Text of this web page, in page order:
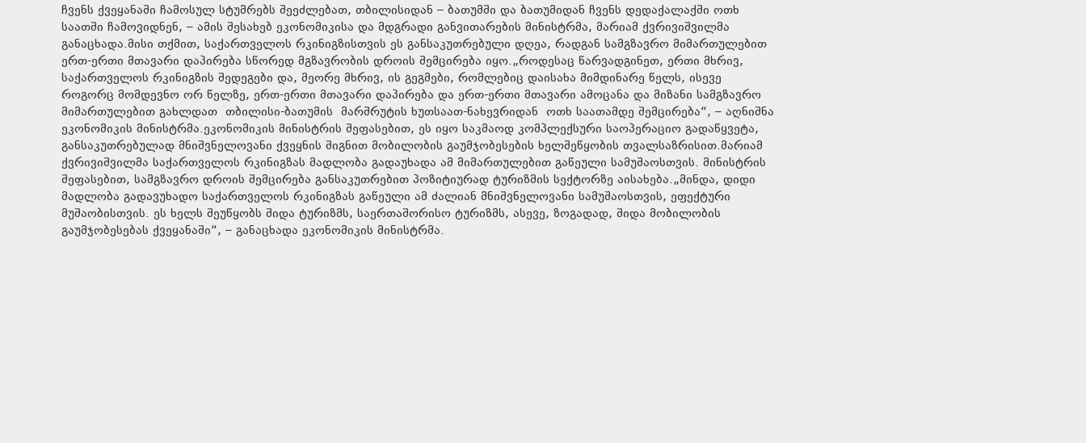
ჩვენს ქვეყანაში ჩამოსულ სტუმრებს შეეძლებათ, თბილისიდან – ბათუმში და ბათუმიდან ჩვენს დედაქალაქში ოთხ
საათში ჩამოვიდნენ, – ამის შესახებ ეკონომიკისა და მდგრადი განვითარების მინისტრმა, მარიამ ქვრივიშვილმა
განაცხადა.მისი თქმით, საქართველოს რკინიგზისთვის ეს განსაკუთრებული დღეა, რადგან სამგზავრო მიმართულებით
ერთ-ერთი მთავარი დაპირება სწორედ მგზავრობის დროის შემცირება იყო.„როდესაც წარვადგინეთ, ერთი მხრივ,
საქართველოს რკინიგზის შედეგები და, მეორე მხრივ, ის გეგმები, რომლებიც დაისახა მიმდინარე წელს, ისევე
როგორც მომდევნო ორ წელზე, ერთ-ერთი მთავარი დაპირება და ერთ-ერთი მთავარი ამოცანა და მიზანი სამგზავრო
მიმართულებით გახლდათ თბილისი-ბათუმის მარშრუტის ხუთსაათ-ნახევრიდან ოთხ საათამდე შემცირება“, – აღნიშნა
ეკონომიკის მინისტრმა.ეკონომიკის მინისტრის შეფასებით, ეს იყო საკმაოდ კომპლექსური საოპერაციო გადაწყვეტა,
განსაკუთრებულად მნიშვნელოვანი ქვეყნის შიგნით მობილობის გაუმჯობესების ხელშეწყობის თვალსაზრისით.მარიამ
ქვრივიშვილმა საქართველოს რკინიგზას მადლობა გადაუხადა ამ მიმართულებით გაწეული სამუშაოსთვის. მინისტრის
შეფასებით, სამგზავრო დროის შემცირება განსაკუთრებით პოზიტიურად ტურიზმის სექტორზე აისახება.„მინდა, დიდი
მადლობა გადავუხადო საქართველოს რკინიგზას გაწეული ამ ძალიან მნიშვნელოვანი სამუშაოსთვის, ეფექტური
მუშაობისთვის. ეს ხელს შეუწყობს შიდა ტურიზმს, საერთაშორისო ტურიზმს, ასევე, ზოგადად, შიდა მობილობის
გაუმჯობესებას ქვეყანაში“, – განაცხადა ეკონომიკის მინისტრმა.